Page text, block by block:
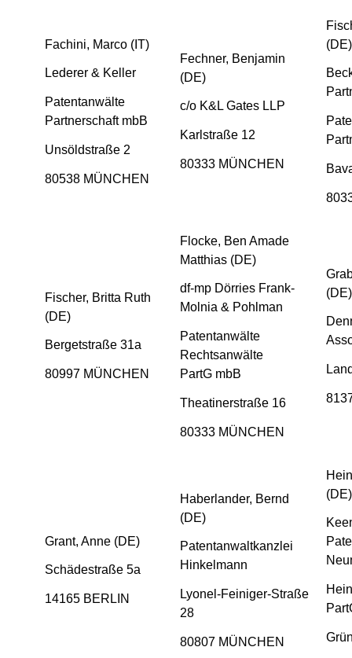
Fachini, Marco (IT)
Lederer & Keller
Patentanwälte
Partnerschaft mbB
Unsöldstraße 2
80538 MÜNCHEN
Fechner, Benjamin
(DE)
c/o K&L Gates LLP
Karlstraße 12
80333 MÜNCHEN
(DE)
Fischer, Britta Ruth
(DE)
Bergetstraße 31a
80997 MÜNCHEN
Flocke, Ben Amade
Matthias (DE)
df-mp Dörries Frank-
Molnia & Pohlman
Patentanwälte
Rechtsanwälte
PartG mbB
Theatinerstraße 16
80333 MÜNCHEN
(DE)
Grant, Anne (DE)
Schädestraße 5a
14165 BERLIN
Haberlander, Bernd
(DE)
Patentanwaltkanzlei
Hinkelmann
Lyonel-Feiniger-Straße
28
80807 MÜNCHEN
(DE)